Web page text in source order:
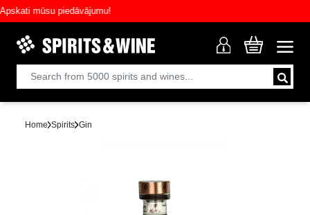
mūsu piedāvājumu!
Home Spirits Gin